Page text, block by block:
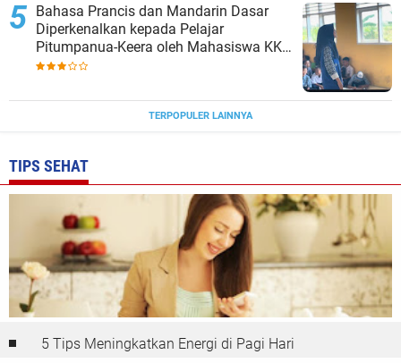
Bahasa Prancis dan Mandarin Dasar
Diperkenalkan kepada Pelajar
Pitumpanua-Keera oleh Mahasiswa KKN
Unhas di Wajo
TERPOPULER LAINNYA
TIPS SEHAT
5 Tips Meningkatkan Energi di Pagi Hari